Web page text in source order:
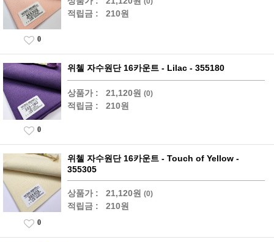
적립금 : 210원
0
위첼 자수원단 16카운트 - Lilac - 355180
상품가 : 21,120원 (0)
적립금 : 210원
0
위첼 자수원단 16카운트 - Touch of Yellow -
355305
상품가 : 21,120원 (0)
적립금 : 210원
0